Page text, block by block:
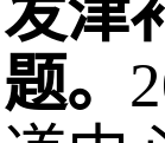
发津
题。